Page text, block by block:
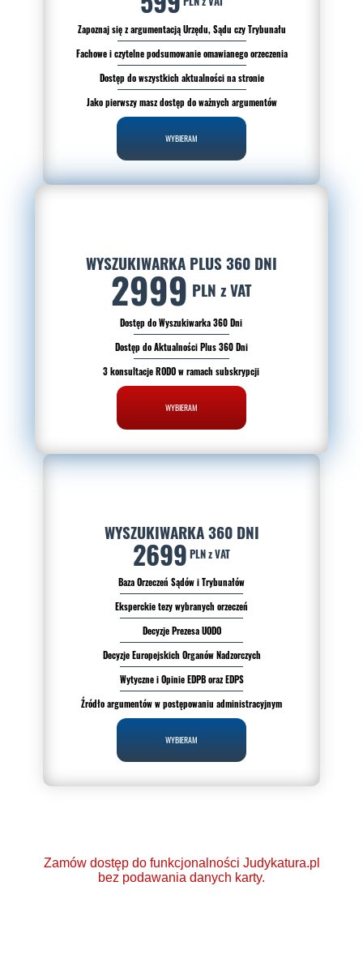
Zapoznaj się z argumentacją Urzędu, Sądu czy Trybunału
Fachowe i czytelne podsumowanie omawianego orzeczenia
Dostęp do wszystkich aktualności na stronie
Jako pierwszy masz dostęp do ważnych argumentów
WYBIERAM
WYSZUKIWARKA PLUS 360 DNI
2999 PLN z VAT
Dostęp do Wyszukiwarka 360 Dni
Dostęp do Aktualności Plus 360 Dni
3 konsultacje RODO w ramach subskrypcji
WYBIERAM
WYSZUKIWARKA 360 DNI
2699 PLN z VAT
Baza Orzeczeń Sądów i Trybunałów
Eksperckie tezy wybranych orzeczeń
Decyzje Prezesa UODO
Decyzje Europejskich Organów Nadzorczych
Wytyczne i Opinie EDPB oraz EDPS
Źródło argumentów w postępowaniu administracyjnym
WYBIERAM
Zamów dostęp do funkcjonalności Judykatura.pl
bez podawania danych karty.